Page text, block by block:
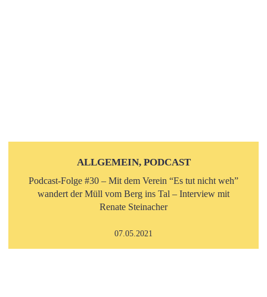
ALLGEMEIN, PODCAST
Podcast-Folge #30 – Mit dem Verein “Es tut nicht weh”
wandert der Müll vom Berg ins Tal – Interview mit
Renate Steinacher
07.05.2021